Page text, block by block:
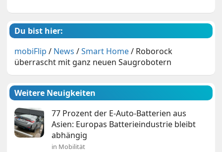
Du bist hier:
mobiFlip / News /Smart Home/ Roborock
überrascht mit ganz neuen Saugrobotern
Weitere Neuigkeiten
77 Prozent der E-Auto-Batterien aus
Asien: Europas Batterieindustrie bleibt
abhängig
in Mobilität